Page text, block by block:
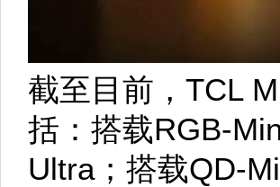
截至目前，TCL
括：搭载RGB-
Ultra；搭载QD-